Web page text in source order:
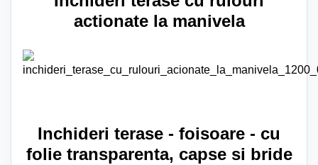
actionate la manivela
Inchideri terase - foisoare - cu
folie transparenta, capse si bride